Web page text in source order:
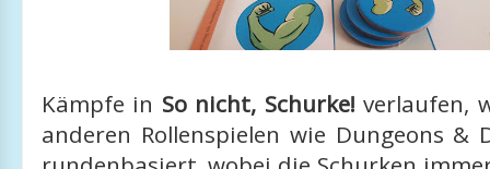
Kämpfe in So nicht, Schurke! verlaufen,
anderen Rollenspielen wie Dungeons &